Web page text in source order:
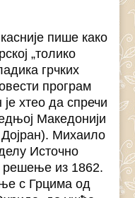
пише како
„толико
грчких
програм
хтео да спречи
Македонији
Михаило
Источно
решење из 1862.
с Грцима од